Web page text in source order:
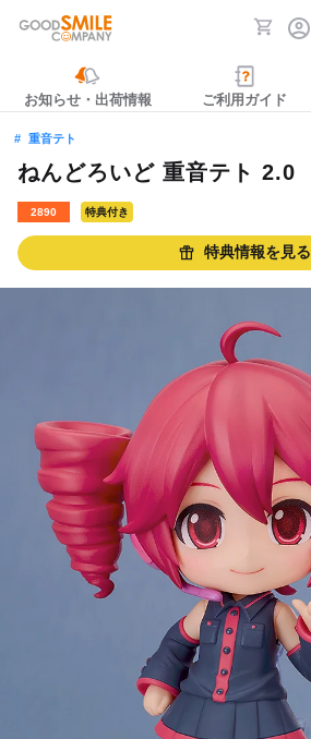
お知らせ・出荷情報 ご利用ガイド
重音テト
ねんどろいど 重音テト 2.0
2890 特典付き
特典情報を見る